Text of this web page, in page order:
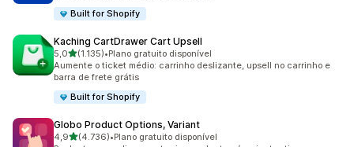
Built for Shopify
Kaching CartDrawer Cart Upsell
5,0de 5 estrelas
(1.135)
1135 avaliações ao todo
•Plano gratuito disponível
Aumente o ticket médio: carrinho deslizante, upsell no carrinho e
barra de frete grátis
Built for Shopify
Globo Product Options, Variant
4,9de 5 estrelas
(4.736)
4736 avaliações ao todo
•Plano gratuito disponível